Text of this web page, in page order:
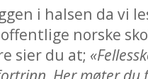
i halsen da vi
norske
sier du at;